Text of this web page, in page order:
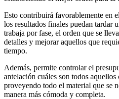
Esto contribuirá favorablemente en
los resultados finales puedan tardar
trabaja por fase, el orden que se
detalles y mejorar aquellos que
tiempo.
Además, permite controlar el
antelación cuáles son todos aquellos
proveyendo todo el material que se
manera más cómoda y completa.